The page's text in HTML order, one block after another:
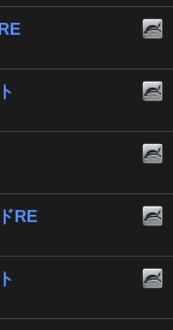
RE